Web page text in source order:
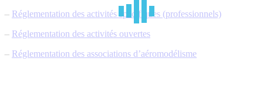
Facebook
dans
nouvelle
YouTube
dans
nouvelle
LinkedIn
dans
nouvelle
E-
s'ouvre
une
Site
s'ouvre
une
– Réglementation des activités spécifiques (professionnels)
– Réglementation des activités ouvertes
– Réglementation des associations d’aéromodélisme